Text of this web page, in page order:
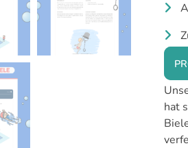
hat